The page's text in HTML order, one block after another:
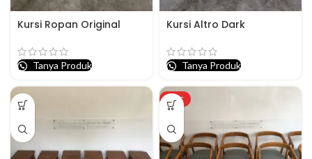
Kursi Ropan Original
Tanya Produk
Kursi Altro Dark
Tanya Produk
HOT